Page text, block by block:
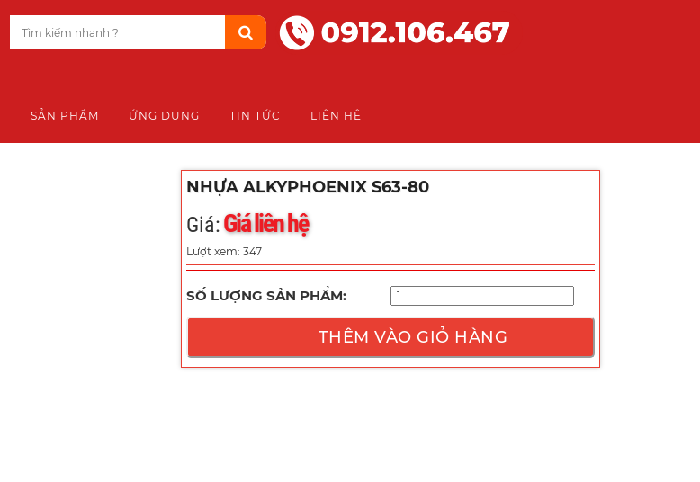
SẢN PHẨM ỨNG DỤNG TIN TỨC LIÊN HỆ
NHỰA ALKYPHOENIX S63-80
Giá:Giá liên hệ
Lượt xem: 347
SỐ LƯỢNG SẢN PHẨM:
THÊM VÀO GIỎ HÀNG